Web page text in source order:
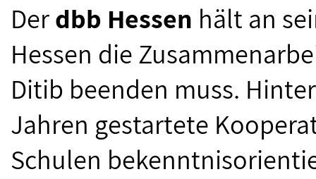
Derdbb Hessen hält an
Hessen die
Ditib beenden muss.
Jahren gestartete
Schulen